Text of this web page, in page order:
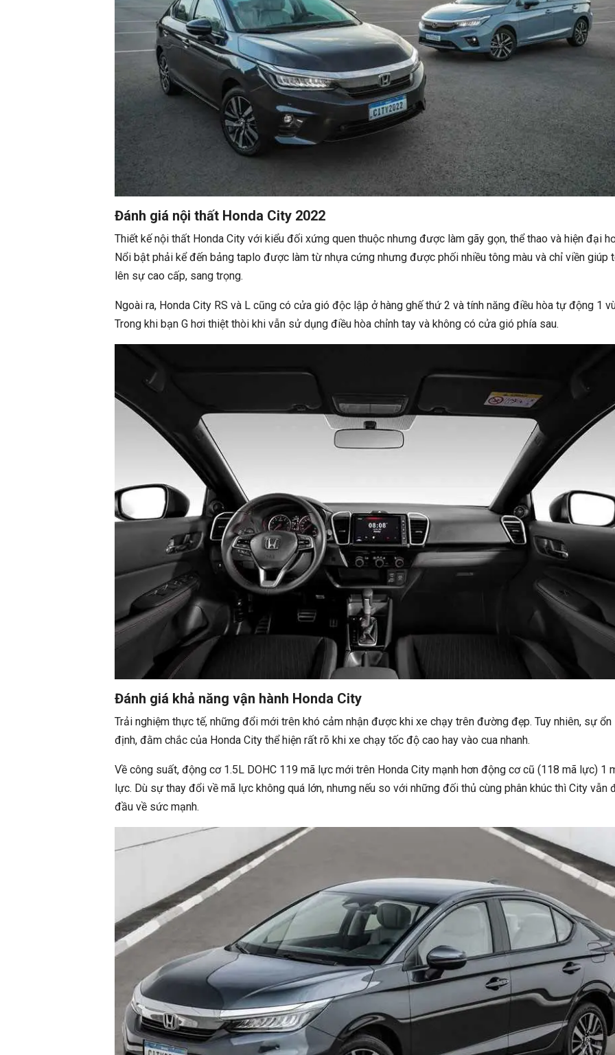
Đánh giá nội thất Honda City 2022
Thiết kế nội thất Honda City với kiểu đối xứng quen thuộc nhưng được làm gãy gọn, thể thao và hiện đại
Nổi bật phải kể đến bảng taplo được làm từ nhựa cứng nhưng được phối nhiều tông màu và chỉ viền giúp
lên sự cao cấp, sang trọng.
Ngoài ra, Honda City RS và L cũng có cửa gió độc lập ở hàng ghế thứ 2 và tính năng điều hòa tự động 1
Trong khi bạn G hơi thiệt thòi khi vẫn sử dụng điều hòa chỉnh tay và không có cửa gió phía sau.
Đánh giá khả năng vận hành Honda City
Trải nghiệm thực tế, những đổi mới trên khó cảm nhận được khi xe chạy trên đường đẹp. Tuy nhiên, sự ổn
định, đằm chắc của Honda City thể hiện rất rõ khi xe chạy tốc độ cao hay vào cua nhanh.
Về công suất, động cơ 1.5L DOHC 119 mã lực mới trên Honda City mạnh hơn động cơ cũ (118 mã lực) 1
lực. Dù sự thay đổi về mã lực không quá lớn, nhưng nếu so với những đối thủ cùng phân khúc thì City vẫn
đầu về sức mạnh.